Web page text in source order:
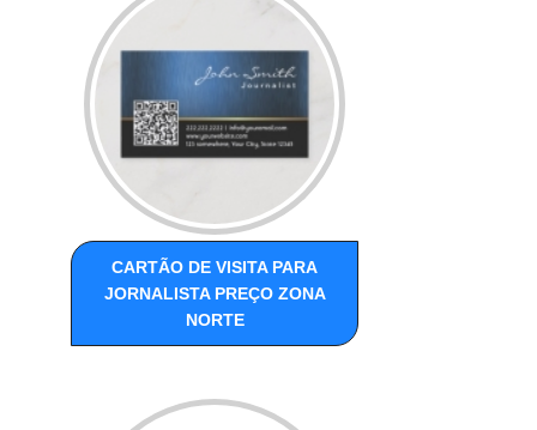
CARTÃO DE VISITA PARA
JORNALISTA PREÇO ZONA
NORTE